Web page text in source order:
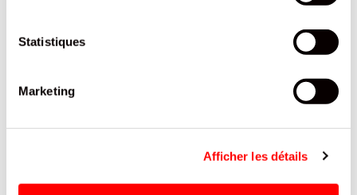
Statistiques
Marketing
Afficher les détails